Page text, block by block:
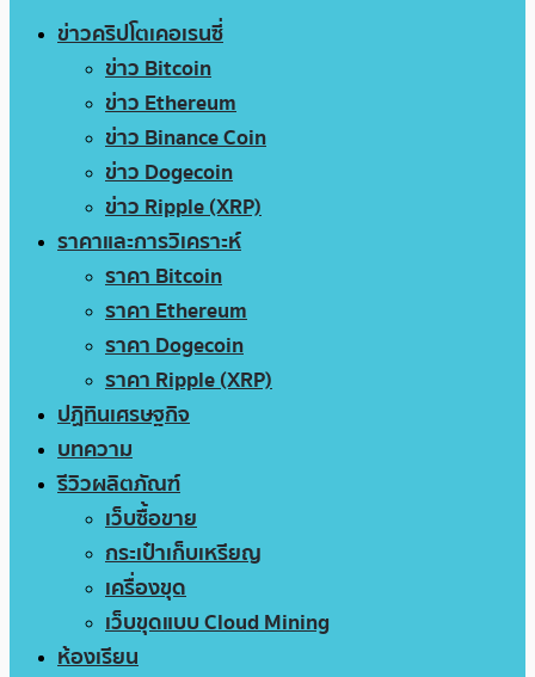
ข่าวคริปโตเคอเรนซี่
ข่าว Bitcoin
ข่าว Ethereum
ข่าว Binance Coin
ข่าว Dogecoin
ข่าว Ripple (XRP)
ราคาและการวิเคราะห์
ราคา Bitcoin
ราคา Ethereum
ราคา Dogecoin
ราคา Ripple (XRP)
ปฏิทินเศรษฐกิจ
บทความ
รีวิวผลิตภัณฑ์
เว็บซื้อขาย
กระเป๋าเก็บเหรียญ
เครื่องขุด
เว็บขุดแบบ Cloud Mining
ห้องเรียน